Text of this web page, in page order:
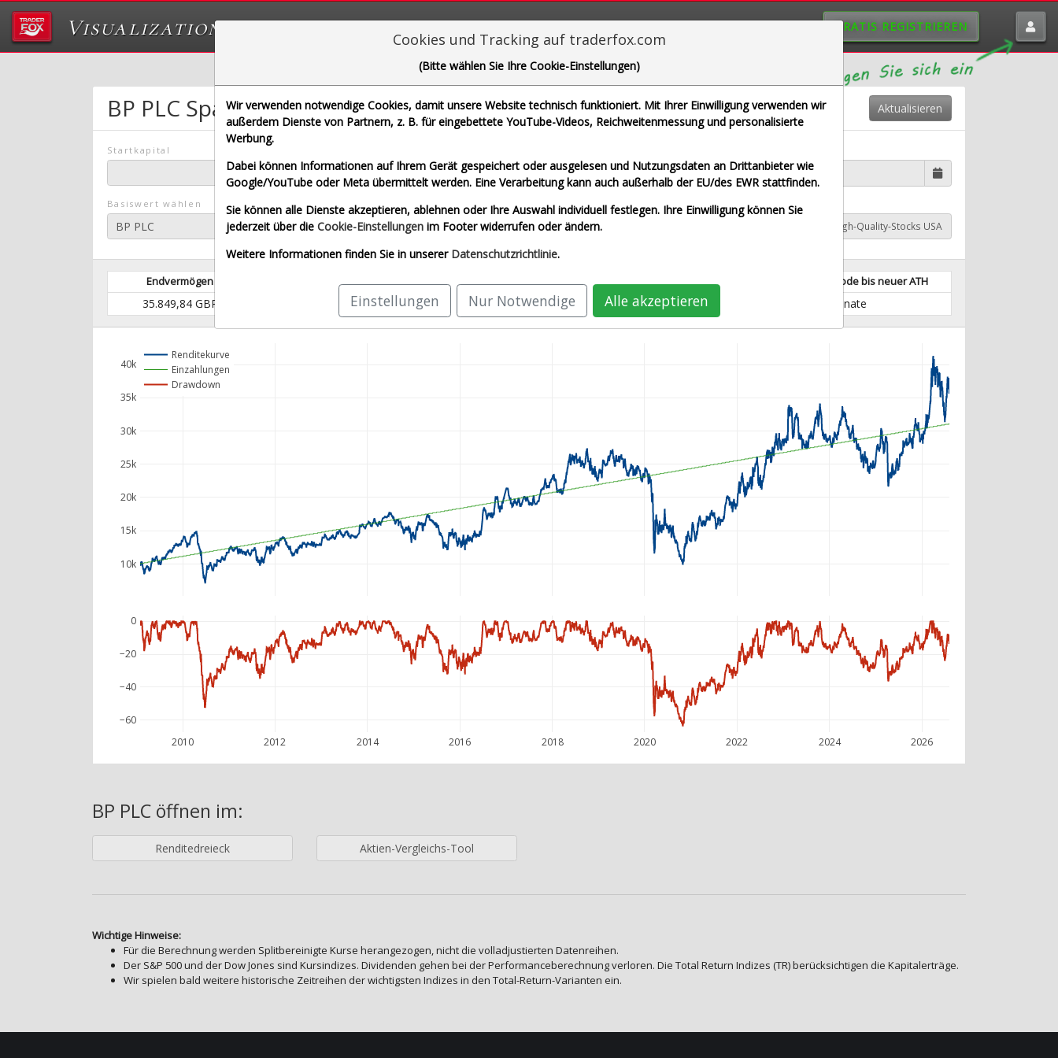
Visualizations GRATIS REGISTRIEREN
BP PLC Sparplan-Simulator Aktualisieren
Startkapital
Basiswert wählen Beliebte Basiswerte
Infront DE 40 Infront USA 500 TraderFox High-Quality-Stocks USA
Endvermögen
35.849,84 GBP
Eingezahltes Kapital
31.100,00 GBP
Ø Jahresperformance
1,20 GBP %
max. Drawdown
-63,83 %
längste Verlustperiode bis neuer ATH
48 Monate
10k
15k
20k
25k
30k
35k
40k
2010 2012 2014 2016 2018 2020 2022 2024 2026
−60
−40
−20
0
Renditekurve
Einzahlungen
Drawdown
BP PLC öffnen im:
Renditedreieck Aktien-Vergleichs-Tool
Wichtige Hinweise:
Für die Berechnung werden Splitbereinigte Kurse herangezogen, nicht die volladjustierten Datenreihen.
Der S&P 500 und der Dow Jones sind Kursindizes. Dividenden gehen bei der Performanceberechnung verloren. Die Total Return Indizes (TR) berücksichtigen die Kapitalerträge.
Wir spielen bald weitere historische Zeitreihen der wichtigsten Indizes in den Total-Return-Varianten ein.
Cookies und Tracking auf traderfox.com
(Bitte wählen Sie Ihre Cookie-Einstellungen)
Wir verwenden notwendige Cookies, damit unsere Website technisch funktioniert. Mit Ihrer Einwilligung verwenden wir
außerdem Dienste von Partnern, z. B. für eingebettete YouTube-Videos, Reichweitenmessung und personalisierte
Werbung.
Dabei können Informationen auf Ihrem Gerät gespeichert oder ausgelesen und Nutzungsdaten an Drittanbieter wie
Google/YouTube oder Meta übermittelt werden. Eine Verarbeitung kann auch außerhalb der EU/des EWR stattfinden.
Sie können alle Dienste akzeptieren, ablehnen oder Ihre Auswahl individuell festlegen. Ihre Einwilligung können Sie
jederzeit über die Cookie-Einstellungen im Footer widerrufen oder ändern.
Weitere Informationen finden Sie in unserer Datenschutzrichtlinie.
Einstellungen Nur Notwendige Alle akzeptieren